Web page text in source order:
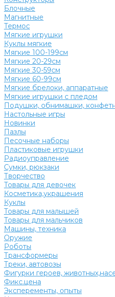
Блочные
Магнитные
Термос
Мягкие игрушки
Куклы мягкие
Мягкие 100-199см
Мягкие 20-29см
Мягкие 30-59см
Мягкие 60-99см
Мягкие брелоки, аппаратные
Мягкие игрушки с пледом
Подушки, обнимашки,
Настольные игры
Новинки
Пазлы
Песочные наборы
Пластиковые игрушки
Радиоуправление
Сумки, рюкзаки
Творчество
Товары для девочек
Косметика,украшения
Куклы
Товары для малышей
Товары для мальчиков
Машины, техника
Оружие
Роботы
Трансформеры
Треки, автовозы
Фигурки героев,
Фикс.цена
Эксперементы, опыты